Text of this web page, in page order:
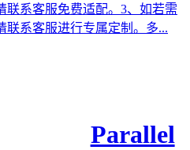
联系客服免费适配。3、如若需
联系客服进行专属定制。多...
Parallel